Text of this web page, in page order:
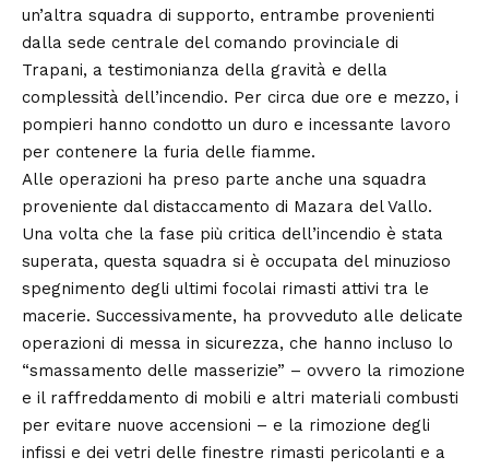
un’altra squadra di supporto, entrambe provenienti
dalla sede centrale del comando provinciale di
Trapani, a testimonianza della gravità e della
complessità dell’incendio. Per circa due ore e mezzo, i
pompieri hanno condotto un duro e incessante lavoro
per contenere la furia delle fiamme.
Alle operazioni ha preso parte anche una squadra
proveniente dal distaccamento di Mazara del Vallo.
Una volta che la fase più critica dell’incendio è stata
superata, questa squadra si è occupata del minuzioso
spegnimento degli ultimi focolai rimasti attivi tra le
macerie. Successivamente, ha provveduto alle delicate
operazioni di messa in sicurezza, che hanno incluso lo
“smassamento delle masserizie” – ovvero la rimozione
e il raffreddamento di mobili e altri materiali combusti
per evitare nuove accensioni – e la rimozione degli
infissi e dei vetri delle finestre rimasti pericolanti e a